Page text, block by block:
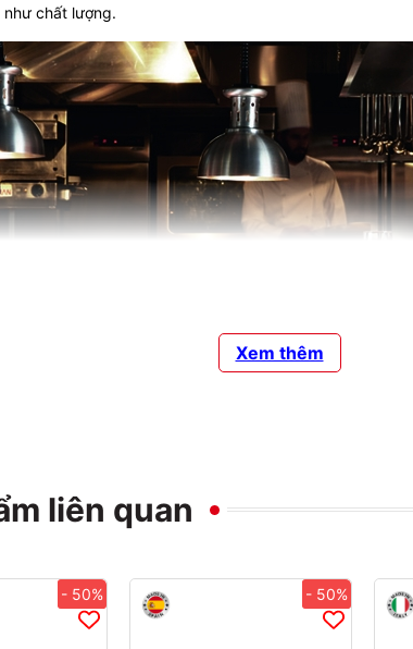
chất lượng.
Xem thêm
liên quan
- 50% - 50%